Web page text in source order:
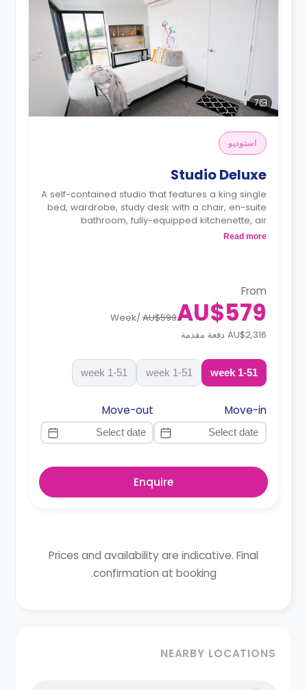
7
استوديو
Studio Deluxe
A self-contained studio that features a king single
bed, wardrobe, study desk with a chair, en-suite
bathroom, fully-equipped kitchenette, air
conditioning, and heating.
Read more
From
AU$579
AU$599
/
Week
AU$2,316 دفعة مقدمة
1-51 week
1-51 week
1-51 week
Move-in
Move-out
Enquire
Prices and availability are indicative. Final
confirmation at booking.
NEARBY LOCATIONS